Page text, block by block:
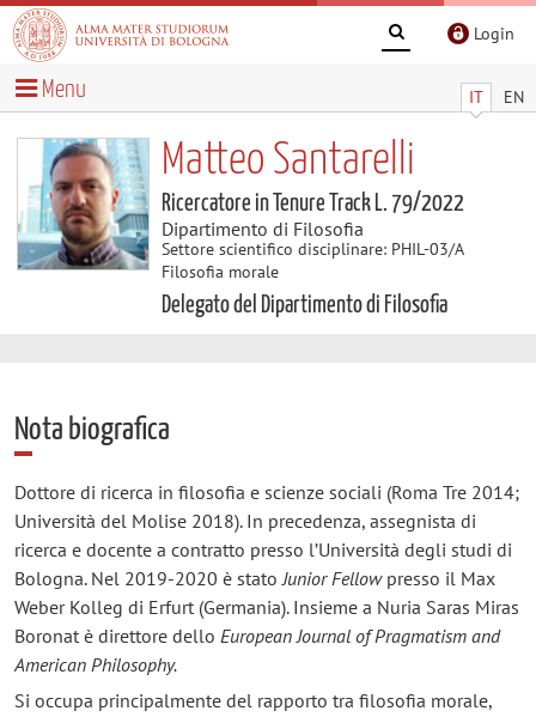
Login
IT EN
Menu
Matteo Santarelli
Ricercatore in Tenure Track L. 79/2022
Dipartimento di Filosofia
Settore scientifico disciplinare: PHIL-03/A
Filosofia morale
Delegato del Dipartimento di Filosofia
Nota biografica
Dottore di ricerca in filosofia e scienze sociali (Roma Tre 2014;
Università del Molise 2018). In precedenza, assegnista di
ricerca e docente a contratto presso l’Università degli studi di
Bologna. Nel 2019-2020 è statoJunior Fellowpresso il Max
Weber Kolleg di Erfurt (Germania). Insieme a Nuria Saras Miras
Boronat è direttore dello European Journal of Pragmatism and
American Philosophy.
Si occupa principalmente del rapporto tra filosofia morale,